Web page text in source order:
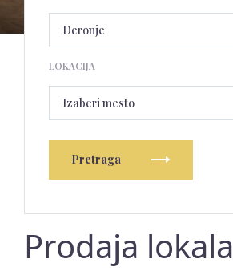
LOKACIJA
Izaberi mesto
Pretraga
Prodaja lokala